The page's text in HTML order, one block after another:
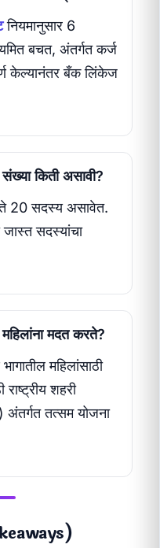
नियमानुसार 6
बचत, अंतर्गत कर्ज
केल्यानंतर बँक लिंकेज
किती असावी?
ते 20 सदस्य असावेत.
जास्त सदस्यांचा
महिलांना मदत करते?
महिलांसाठी
शहरी
अंतर्गत तत्सम योजना